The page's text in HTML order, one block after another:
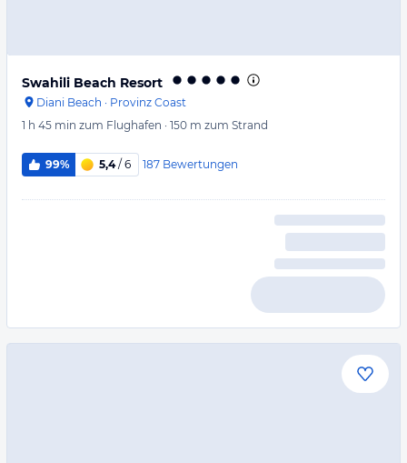
Swahili Beach Resort
Diani Beach · Provinz Coast
1 h 45 min zum Flughafen · 150 m zum Strand
99% 5,4/ 6 187 Bewertungen